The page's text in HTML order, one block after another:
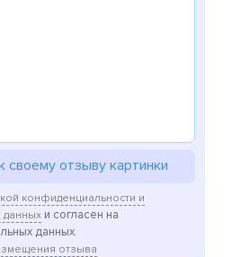
отзыву картинки
конфиденциальности и
данных и согласен на
данных.
отзыва